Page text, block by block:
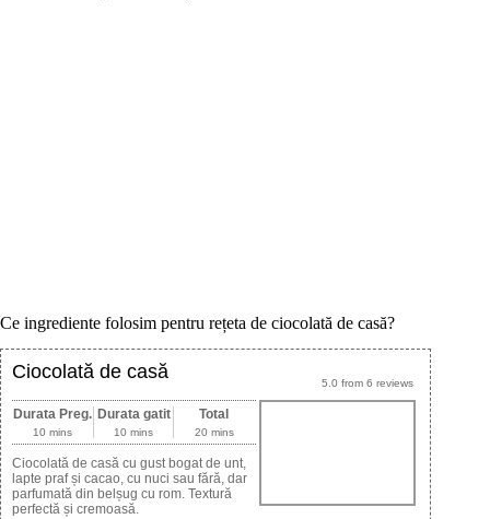
Ce ingrediente folosim pentru rețeta de ciocolată de casă?
5.0 from 6 reviews
Ciocolată de casă
Durata Preg.
10 mins
Durata gatit
10 mins
Total
20 mins
Ciocolată de casă cu gust bogat de unt,
lapte praf și cacao, cu nuci sau fără, dar
parfumată din belșug cu rom. Textură
perfectă și cremoasă.